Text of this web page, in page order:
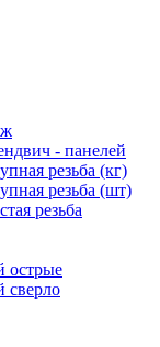
- панелей
резьба (кг)
резьба (шт)
резьба
острые
сверло